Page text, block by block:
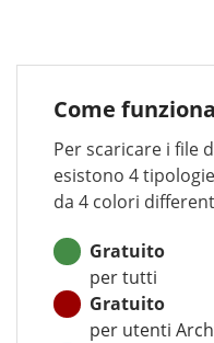
Come
Per scaricare i file
esistono 4
da 4 colori
Gratuito
per tutti
Gratuito
per utenti